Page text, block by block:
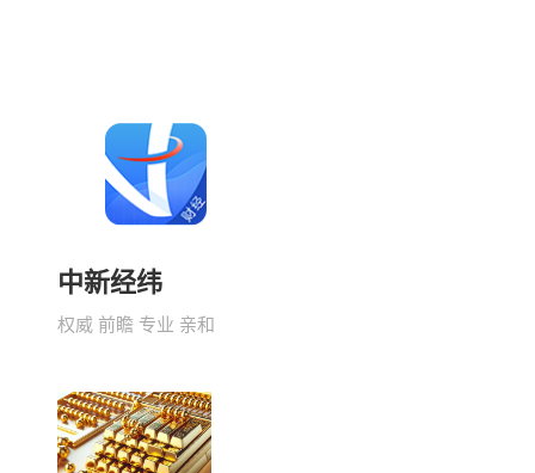
中新经纬
权威 前瞻 专业 亲和